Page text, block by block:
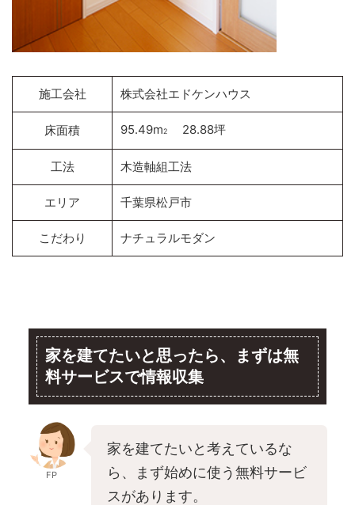
施工会社 株式会社エドケンハウス
床面積 95.49m2 28.88坪
工法 木造軸組工法
エリア 千葉県松戸市
こだわり ナチュラルモダン
家を建てたいと思ったら、まずは無
料サービスで情報収集
FP
家を建てたいと考えているな
ら、まず始めに使う無料サービ
スがあります。